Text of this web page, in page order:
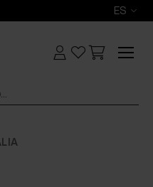
ES